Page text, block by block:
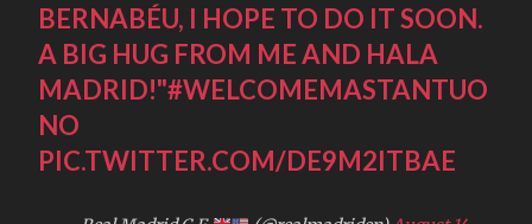
BERNABÉU, I HOPE TO DO IT SOON.
A BIG HUG FROM ME AND HALA
MADRID!"#WELCOMEMASTANTUO
NO
PIC.TWITTER.COM/DE9M2ITBAE